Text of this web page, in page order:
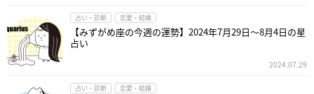
占い・診断 恋愛・結婚
【みずがめ座の今週の運勢】2024年7月29日～8月4日の星
占い
2024.07.29
占い・診断 恋愛・結婚